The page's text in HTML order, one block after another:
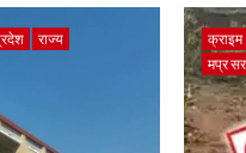
राज्य
क्राइम
मप्र